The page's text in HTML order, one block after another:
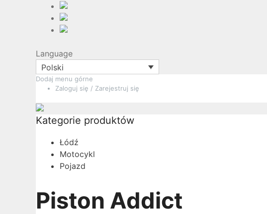
Language
Polski
Przejdź
treści
Dodaj menu górne
Zaloguj się / Zarejestruj się
Kategorie produktów
Łódź
Motocykl
Pojazd
Piston Addict